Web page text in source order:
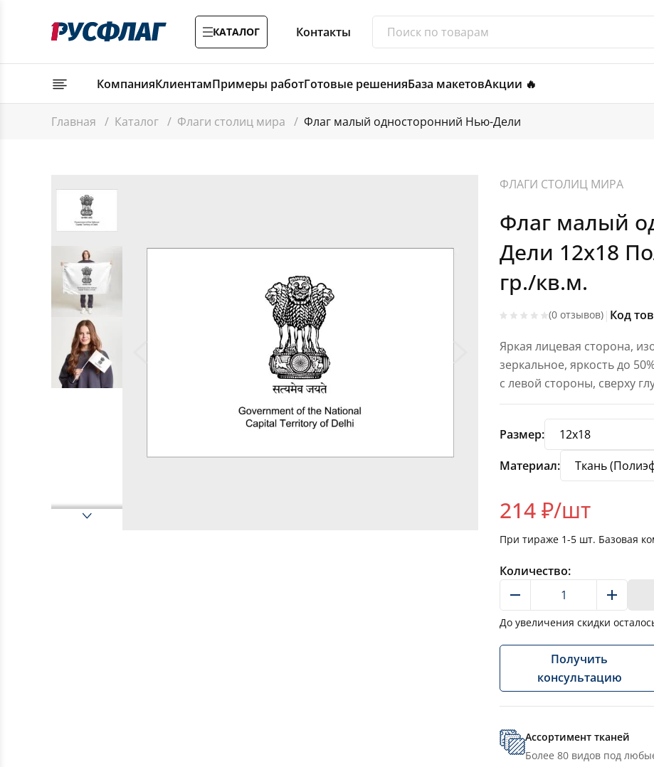
КАТАЛОГ Контакты
КомпанияКлиентамПримеры работГотовые решенияБаза макетовАкции 🔥
Главная / Каталог / Флаги столиц мира / Флаг малый односторонний Нью-Дели
ФЛАГИ СТОЛИЦ МИРА
Флаг малый
Дели 12х18
гр./кв.м.
(0 отзывов) | Код
Яркая лицевая сторона,
зеркальное, яркость до
с левой стороны, сверху
Размер:
Материал:
214₽/шт
При тираже 1-5 шт. Базовая
Количество:
До увеличения скидки
Получить
консультацию
Ассортимент тканей
Более 80 видов под